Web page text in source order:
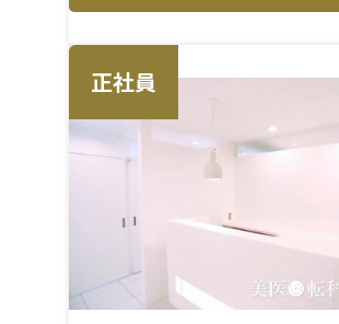
＜メイン施術＞
ヒアルロン酸やボトックスな
イスラインや輪郭を整える施
感の高い仕上がりを実現して
＜研修制度＞
美容医療の経験を活かせる環
対応力を着実に習得できます
関わる機会があり、将来的に
意されています。
正社員